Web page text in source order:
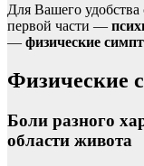
Для Вашего удобства
первой части —
— физические
Физические
Боли разного
области живота